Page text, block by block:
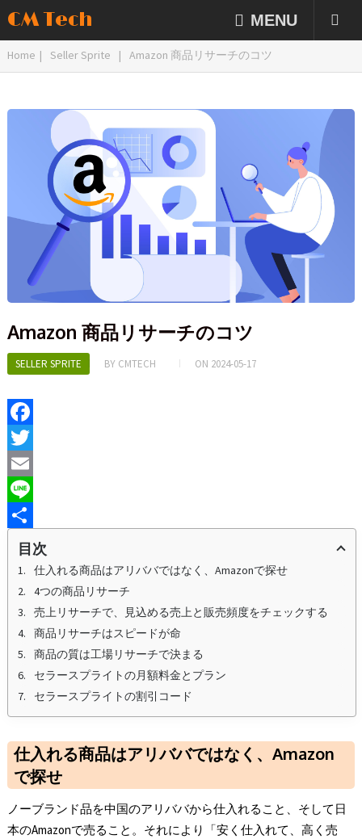
CM Tech MENU
Home | Seller Sprite | Amazon 商品リサーチのコツ
Amazon 商品リサーチのコツ
SELLER SPRITE BY CMTECH ON 2024-05-17
F
a
c
e
T
w
E
m
L
目次
仕入れる商品はアリババではなく、Amazonで探せ
4つの商品リサーチ
売上リサーチで、見込める売上と販売頻度をチェックする
商品リサーチはスピードが命
商品の質は工場リサーチで決まる
セラースプライトの月額料金とプラン
セラースプライトの割引コード
仕入れる商品はアリババではなく、Amazon
で探せ
ノーブランド品を中国のアリババから仕入れること、そして日
本のAmazonで売ること。それにより「安く仕入れて、高く売